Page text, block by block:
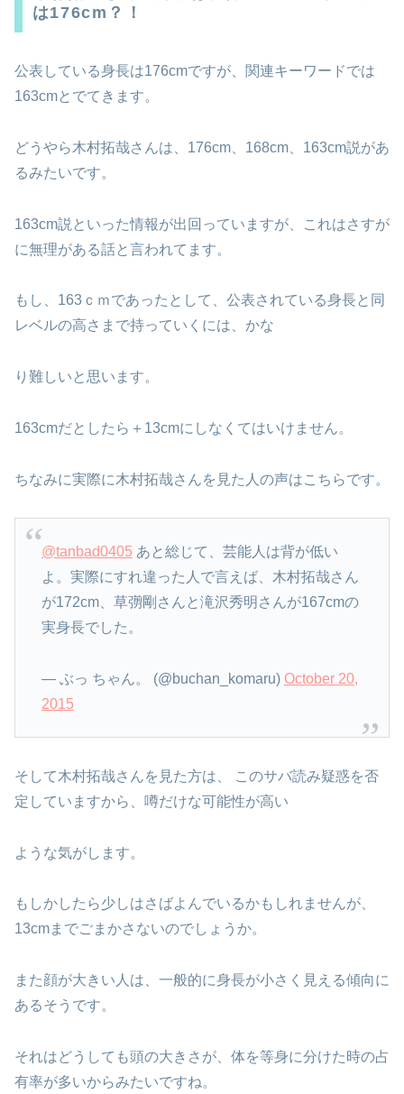
は176cm？！
公表している身長は176cmですが、関連キーワードでは
163cmとでてきます。
どうやら木村拓哉さんは、176cm、168cm、163cm説があ
るみたいです。
163cm説といった情報が出回っていますが、これはさすが
に無理がある話と言われてます。
もし、163ｃｍであったとして、公表されている身長と同
レベルの高さまで持っていくには、かな
り難しいと思います。
163cmだとしたら＋13cmにしなくてはいけません。
ちなみに実際に木村拓哉さんを見た人の声はこちらです。
@tanbad0405 あと総じて、芸能人は背が低い
よ。実際にすれ違った人で言えば、木村拓哉さん
が172cm、草彅剛さんと滝沢秀明さんが167cmの
実身長でした。
— ぶっ ちゃん。 (@buchan_komaru) October 20,
2015
そして木村拓哉さんを見た方は、 このサバ読み疑惑を否
定していますから、噂だけな可能性が高い
ような気がします。
もしかしたら少しはさばよんでいるかもしれませんが、
13cmまでごまかさないのでしょうか。
また顔が大きい人は、一般的に身長が小さく見える傾向に
あるそうです。
それはどうしても頭の大きさが、体を等身に分けた時の占
有率が多いからみたいですね。